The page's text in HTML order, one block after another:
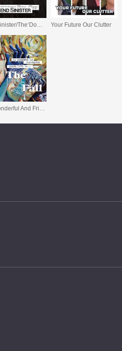
Your Future Our Clutter